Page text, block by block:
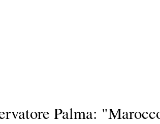
Palma: